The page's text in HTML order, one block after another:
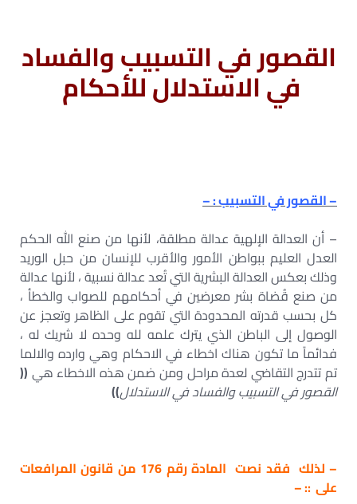
القصور في التسبيب والفساد
في الاستدلال للأحكام
– القصور في التسبيب : –
– أن العدالة الإلهية عدالة مطلقة، لأنها من صنع الله الحكم
العدل العليم ببواطن الأمور والأقرب للإنسان من حبل الوريد
وذلك بعكس العدالة البشرية التي تُعد عدالة نسبية ، لأنها عدالة
من صنع قُضاة بشر معرضين في أحكامهم للصواب والخطأ ،
كل بحسب قدرته المحدودة التي تقوم على الظاهر وتعجز عن
الوصول إلى الباطن الذي يترك علمه لله وحده لا شريك له ،
فدائماً ما تكون هناك اخطاء في الاحكام وهي وارده والالما
تم تتدرج التقاضي لعدة مراحل ومن ضمن هذه الاخطاء هي ((
القصور في التسبيب والفساد في الاستدلال))
– لذلك فقد نصت المادة رقم 176 من قانون المرافعات
على :: –